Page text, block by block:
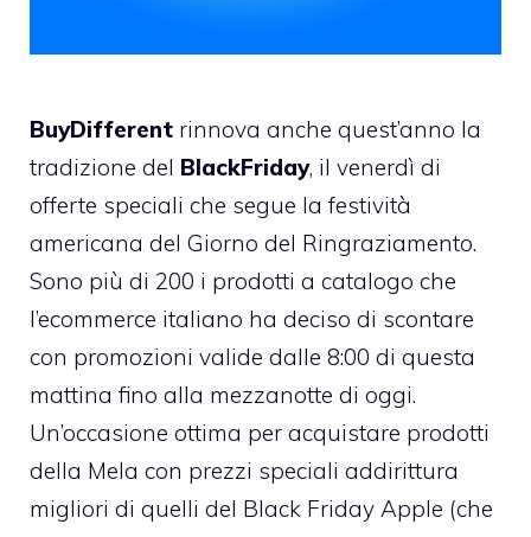
BuyDifferent rinnova anche quest’anno la
tradizione del BlackFriday, il venerdì di
offerte speciali che segue la festività
americana del Giorno del Ringraziamento.
Sono più di 200 i prodotti a catalogo che
l’ecommerce italiano ha deciso di scontare
con promozioni valide dalle 8:00 di questa
mattina fino alla mezzanotte di oggi.
Un’occasione ottima per acquistare prodotti
della Mela con prezzi speciali addirittura
migliori di quelli del Black Friday Apple (che